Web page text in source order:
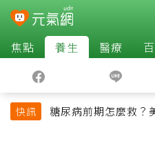
焦點 養生 醫療
快訊
糖尿病前期怎麼救？